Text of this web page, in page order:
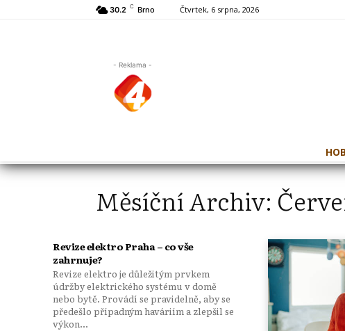
30.2 C Brno Čtvrtek, 6 srpna, 2026
- Reklama -
Měsíční Archiv:
Revize elektro Praha – co vše
zahrnuje?
Revize elektro je důležitým prvkem
údržby elektrického systému v domě
nebo bytě. Provádí se pravidelně, aby se
předešlo případným haváriím a zlepšil se
výkon...